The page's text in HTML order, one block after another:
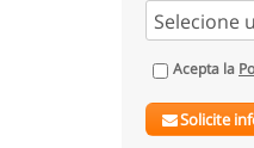
Acepta la
Solicite